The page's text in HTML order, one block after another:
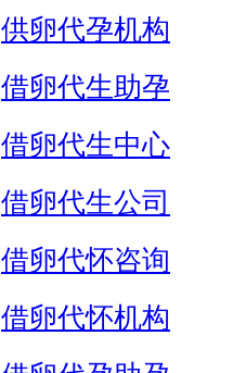
供卵代孕机构
借卵代生助孕
借卵代生中心
借卵代生公司
借卵代怀咨询
借卵代怀机构